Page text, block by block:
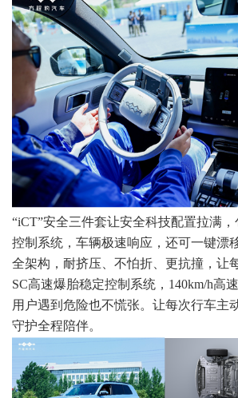
“iCT”安全三件套让安全科技配置拉满
控制系统，车辆极速响应，还可一键漂
全架构，耐挤压、不怕折、更抗撞，让
SC高速爆胎稳定控制系统，140km/h高
用户遇到危险也不慌张。让每次行车主
守护全程陪伴。